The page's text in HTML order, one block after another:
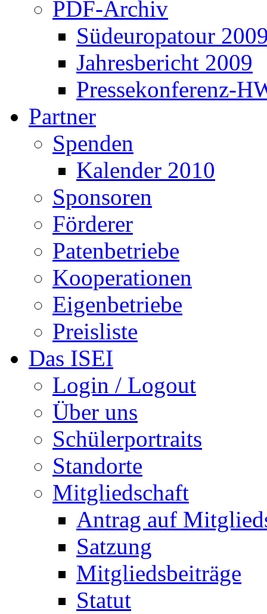
PDF-Archiv
Südeuropatour
Jahresbericht 2009
Pressekonferenz-
Partner
Spenden
Kalender 2010
Sponsoren
Förderer
Patenbetriebe
Kooperationen
Eigenbetriebe
Preisliste
Das ISEI
Login / Logout
Über uns
Schülerportraits
Standorte
Mitgliedschaft
Antrag auf
Satzung
Mitgliedsbeiträge
Statut